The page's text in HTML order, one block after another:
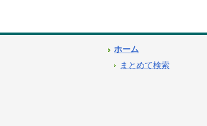
ホーム
まとめて検索